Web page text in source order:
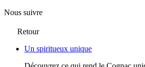
Nous suivre
Retour
Un spiritueux unique